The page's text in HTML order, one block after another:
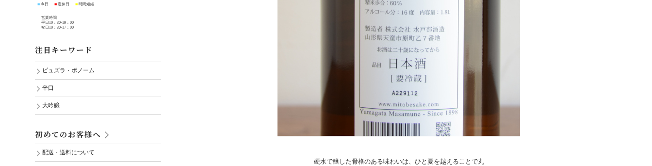
硬水で醸した骨格のある味わいは、ひと夏を越えることで丸
■ 今日 ■ 定休日 ■ 時間短縮
営業時間
平日10：30-19：00
祝日10：30-17：00
注目キーワード
ピュズラ・ボノーム
辛口
大吟醸
初めてのお客様へ
配送・送料について